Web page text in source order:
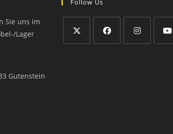
Sie uns im
Lager
Gutenstein
Follow Us